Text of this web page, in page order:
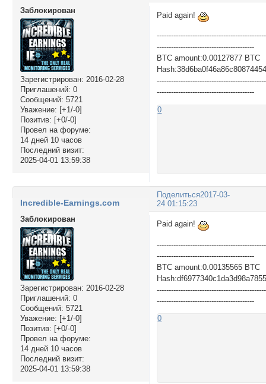
Заблокирован
Зарегистрирован: 2016-02-28
Приглашений: 0
Сообщений: 5721
Уважение: [+1/-0]
Позитив: [+0/-0]
Провел на форуме:
14 дней 10 часов
Последний визит:
2025-04-01 13:59:38
Paid again!
-----------------------------------------
BTC amount:0.00127877 BTC
-----------------------------------------
0
Поделиться2017-03-
24 01:15:23
Incredible-Earnings.com
Заблокирован
Зарегистрирован: 2016-02-28
Приглашений: 0
Сообщений: 5721
Уважение: [+1/-0]
Позитив: [+0/-0]
Провел на форуме:
14 дней 10 часов
Последний визит:
2025-04-01 13:59:38
Paid again!
-----------------------------------------
BTC amount:0.00135565 BTC
-----------------------------------------
0